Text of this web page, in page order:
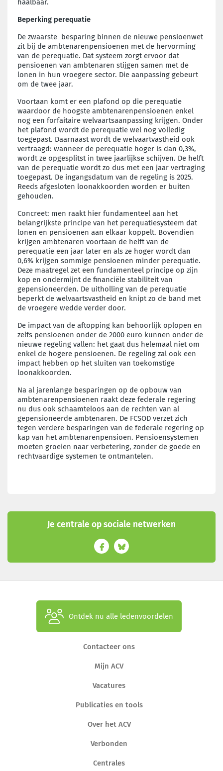
haalbaar.
Beperking perequatie
De zwaarste besparing binnen de nieuwe pensioenwet
zit bij de ambtenarenpensioenen met de hervorming
van de perequatie. Dat systeem zorgt ervoor dat
pensioenen van ambtenaren stijgen samen met de
lonen in hun vroegere sector. Die aanpassing gebeurt
om de twee jaar.
Voortaan komt er een plafond op die perequatie
waardoor de hoogste ambtenarenpensioenen enkel
nog een forfaitaire welvaartsaanpassing krijgen. Onder
het plafond wordt de perequatie wel nog volledig
toegepast. Daarnaast wordt de welvaartvastheid ook
vertraagd: wanneer de perequatie hoger is dan 0,3%,
wordt ze opgesplitst in twee jaarlijkse schijven. De helft
van de perequatie wordt zo dus met een jaar vertraging
toegepast. De ingangsdatum van de regeling is 2025.
Reeds afgesloten loonakkoorden worden er buiten
gehouden.
Concreet: men raakt hier fundamenteel aan het
belangrijkste principe van het perequatiesysteem dat
lonen en pensioenen aan elkaar koppelt. Bovendien
krijgen ambtenaren voortaan de helft van de
perequatie een jaar later en als ze hoger wordt dan
0,6% krijgen sommige pensioenen minder perequatie.
Deze maatregel zet een fundamenteel principe op zijn
kop en ondermijnt de financiële stabiliteit van
gepensioneerden. De uitholling van de perequatie
beperkt de welvaartsvastheid en knipt zo de band met
de vroegere wedde verder door.
De impact van de aftopping kan behoorlijk oplopen en
zelfs pensioenen onder de 2000 euro kunnen onder de
nieuwe regeling vallen: het gaat dus helemaal niet om
enkel de hogere pensioenen. De regeling zal ook een
impact hebben op het sluiten van toekomstige
loonakkoorden.
Na al jarenlange besparingen op de opbouw van
ambtenarenpensioenen raakt deze federale regering
nu dus ook schaamteloos aan de rechten van al
gepensioneerde ambtenaren. De FCSOD verzet zich
tegen verdere besparingen van de federale regering op
kap van het ambtenarenpensioen. Pensioensystemen
moeten groeien naar verbetering, zonder de goede en
rechtvaardige systemen te ontmantelen.
Je centrale op sociale netwerken
Ontdek nu alle ledenvoordelen
Contacteer ons
Mijn ACV
Vacatures
Publicaties en tools
Over het ACV
Verbonden
Centrales